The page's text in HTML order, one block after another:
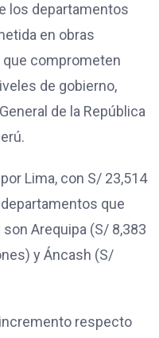
los departamentos
en obras
que comprometen
de gobierno,
de la República
Lima, con S/ 23,514
que
Arequipa (S/ 8,383
y Áncash (S/
respecto